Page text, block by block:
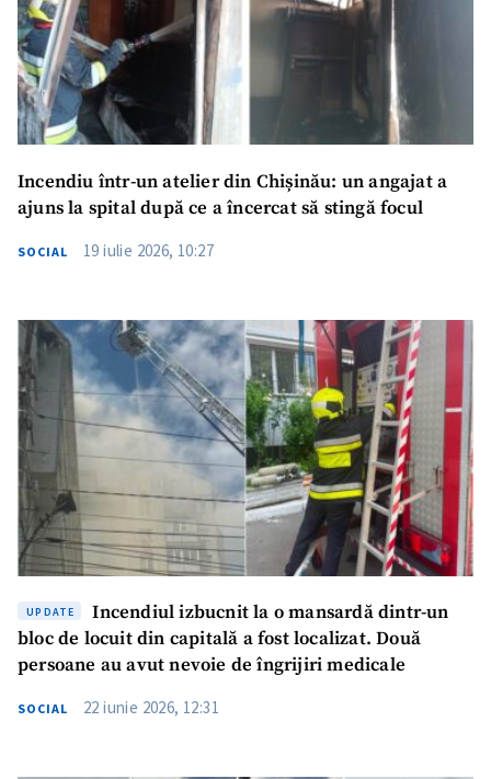
Incendiu într-un atelier din Chișinău: un angajat a
ajuns la spital după ce a încercat să stingă focul
SOCIAL 19 iulie 2026, 10:27
UPDATE
Incendiul izbucnit la o mansardă dintr-un
bloc de locuit din capitală a fost localizat. Două
persoane au avut nevoie de îngrijiri medicale
SOCIAL 22 iunie 2026, 12:31